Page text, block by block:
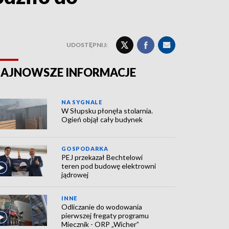
UDOSTĘPNIJ:
INFORMACJE
NA SYGNALE
W Słupsku płonęła stolarnia.
Ogień objął cały budynek
GOSPODARKA
PEJ przekazał Bechtelowi
teren pod budowę elektrowni
jądrowej
INNE
Odliczanie do wodowania
pierwszej fregaty programu
Miecznik - ORP „Wicher”